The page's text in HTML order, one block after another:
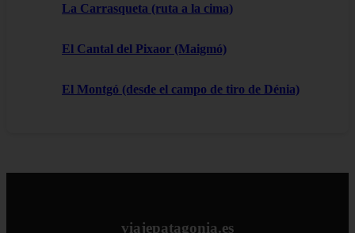
La Carrasqueta (ruta a la cima)
El Cantal del Pixaor (Maigmó)
El Montgó (desde el campo de tiro de Dénia)
viajepatagonia.es